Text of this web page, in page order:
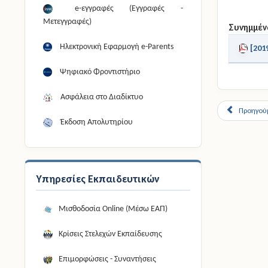
e-εγγραφές (Εγγραφές -
Μετεγγραφές)
Ηλεκτρονική Εφαρμογή e-Parents
Ψηφιακό Φροντιστήριο
Ασφάλεια στο Διαδίκτυο
Έκδοση Απολυτηρίου
Υπηρεσίες Εκπαιδευτικών
Μισθοδοσία Online (Μέσω ΕΑΠ)
Κρίσεις Στελεχών Εκπαίδευσης
Επιμορφώσεις - Συναντήσεις